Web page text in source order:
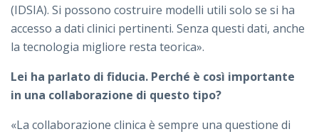
(IDSIA). Si possono costruire modelli utili solo se si ha
accesso a dati clinici pertinenti. Senza questi dati, anche
la tecnologia migliore resta teorica».
Lei ha parlato di fiducia. Perché è così importante
in una collaborazione di questo tipo?
«La collaborazione clinica è sempre una questione di